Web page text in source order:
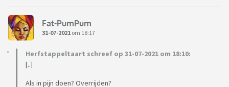
Fat-PumPum
31-07-2021 om 18:17
Herfstappeltaart schreef op 31-07-2021 om 18:10:
[..]
Als in pijn doen? Overrijden?